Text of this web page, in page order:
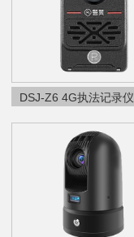
DSJ-Z6 4G执法记录仪